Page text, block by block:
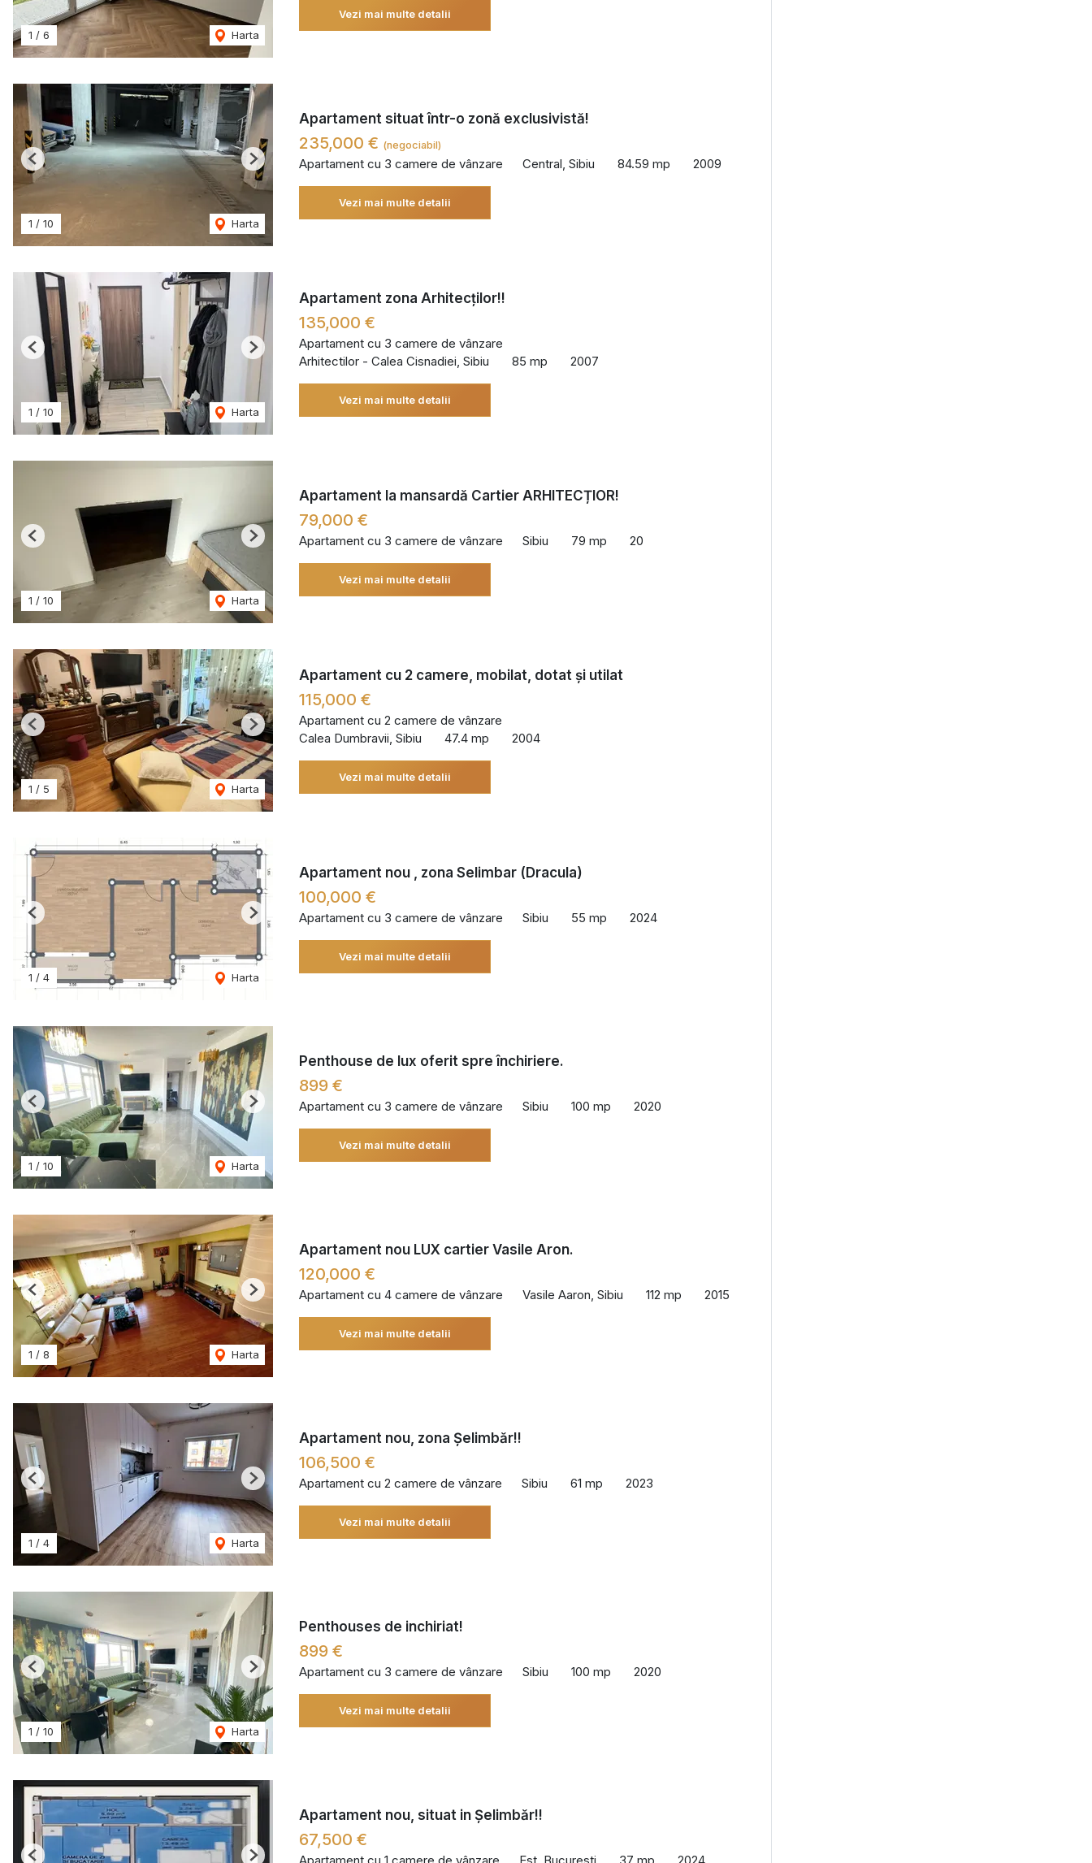
1 / 6 Harta
Vezi mai multe detalii
1 / 10 Harta
Previous Next
Apartament situat într-o zonă exclusivistă!
235,000 € (negociabil)
Apartament cu 3 camere de vânzare Central, Sibiu 84.59 mp 2009
Vezi mai multe detalii
1 / 10 Harta
Previous Next
Apartament zona Arhitecților!!
135,000 €
Apartament cu 3 camere de vânzare
Arhitectilor - Calea Cisnadiei, Sibiu
85 mp 2007
Vezi mai multe detalii
1 / 10 Harta
Previous Next
Apartament la mansardă Cartier ARHITECȚIOR!
79,000 €
Apartament cu 3 camere de vânzare Sibiu 79 mp 20
Vezi mai multe detalii
1 / 5 Harta
Previous Next
Apartament cu 2 camere, mobilat, dotat și utilat
115,000 €
Apartament cu 2 camere de vânzare
Calea Dumbravii, Sibiu
47.4 mp 2004
Vezi mai multe detalii
1 / 4 Harta
Previous Next
Apartament nou , zona Selimbar (Dracula)
100,000 €
Apartament cu 3 camere de vânzare Sibiu 55 mp 2024
Vezi mai multe detalii
1 / 10 Harta
Previous Next
Penthouse de lux oferit spre închiriere.
899 €
Apartament cu 3 camere de vânzare Sibiu 100 mp 2020
Vezi mai multe detalii
1 / 8 Harta
Previous Next
Apartament nou LUX cartier Vasile Aron.
120,000 €
Apartament cu 4 camere de vânzare Vasile Aaron, Sibiu 112 mp 2015
Vezi mai multe detalii
1 / 4 Harta
Previous Next
Apartament nou, zona Șelimbăr!!
106,500 €
Apartament cu 2 camere de vânzare Sibiu 61 mp 2023
Vezi mai multe detalii
1 / 10 Harta
Previous Next
Penthouses de inchiriat!
899 €
Apartament cu 3 camere de vânzare Sibiu 100 mp 2020
Vezi mai multe detalii
Apartament nou, situat in Șelimbăr!!
67,500 €